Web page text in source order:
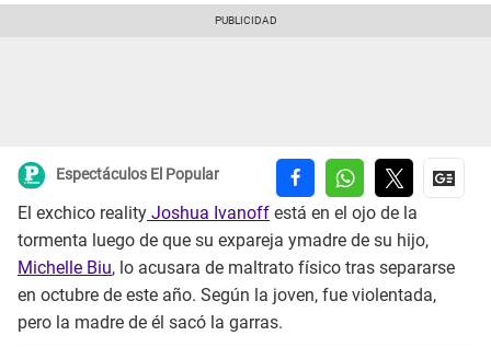
Espectáculos El Popular
El exchico reality Joshua Ivanoff está en el ojo de la
tormenta luego de que su expareja ymadre de su hijo,
Michelle Biu, lo acusara de maltrato físico tras separarse
en octubre de este año. Según la joven, fue violentada,
pero la madre de él sacó la garras.